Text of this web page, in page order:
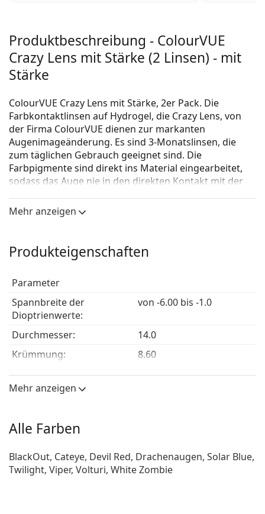
Produktbeschreibung - ColourVUE
Crazy Lens mit Stärke (2 Linsen) - mit
Stärke
ColourVUE Crazy Lens mit Stärke, 2er Pack. Die
Farbkontaktlinsen auf Hydrogel, die Crazy Lens, von
der Firma ColourVUE dienen zur markanten
Augenimageänderung. Es sind 3-Monatslinsen, die
zum täglichen Gebrauch geeignet sind. Die
Farbpigmente sind direkt ins Material eingearbeitet,
sodass das Auge nie in den direkten Kontakt mit der
angenehm zu tragen.
Helle, natürliche oder bunt gefärbte Kontaktlinsen?
besten zu Ihnen passen!
Mehr anzeigen
Produkteigenschaften
Parameter
Spannbreite der
Dioptrienwerte:
von -6.00 bis -1.0
Durchmesser:
14.0
Krümmung:
8.60
zentrale Mittendicke:
0.06 mm
Elastizitätsmodul:
Material:
Wassergehalt:
45 %
Sauerstoffdurchlässigkeit: 22 Dk/t
Mehr anzeigen
Alle Farben
BlackOut, Cateye, Devil Red, Drachenaugen, Solar Blue,
Twilight, Viper, Volturi, White Zombie